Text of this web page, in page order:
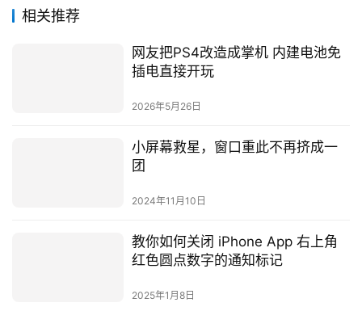
相关推荐
网友把PS4改造成掌机 内建电池免
插电直接开玩
2026年5月26日
小屏幕救星，窗口重此不再挤成一
团
2024年11月10日
教你如何关闭 iPhone App 右上角
红色圆点数字的通知标记
2025年1月8日